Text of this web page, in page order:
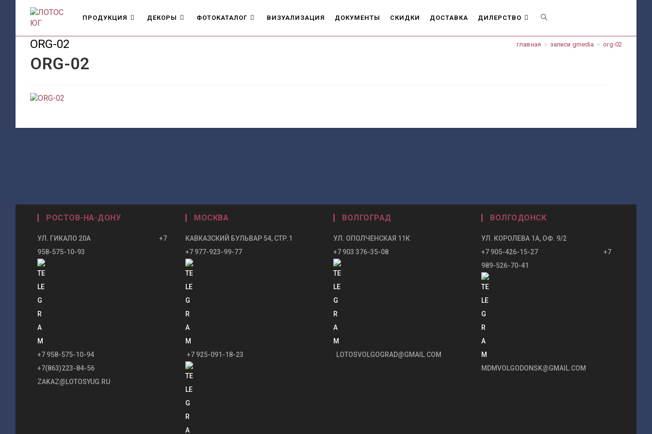
содержимому
ПРОДУКЦИЯ ДЕКОРЫ ФОТОКАТАЛОГ ВИЗУАЛИЗАЦИЯ ДОКУМЕНТЫ СКИДКИ ДОСТАВКА ДИЛЕРСТВО ПЕРЕКЛЮЧИТЬ
ORG-02 главная > записи gmedia > org-02
ORG-02
РОСТОВ-НА-ДОНУ
УЛ. ГИКАЛО 20А +7
958-575-10-93
+7 958-575-10-94
+7(863)223-84-56
ZAKAZ@LOTOSYUG.RU
МОСКВА
КАВКАЗСКИЙ БУЛЬВАР 54, СТР.1
+7 977-923-99-77
+7 925-091-18-23
ВОЛГОГРАД
УЛ. ОПОЛЧЕНСКАЯ 11К
+7 903 376-35-08
LOTOSVOLGOGRAD@GMAIL.COM
ВОЛГОДОНСК
УЛ. КОРОЛЕВА 1А, ОФ. 9/2
+7 905-426-15-27 +7
989-526-70-41
MDMVOLGODONSK@GMAIL.COM